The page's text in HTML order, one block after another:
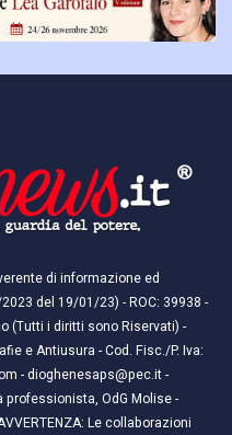
di informazione ed
del 19/01/23) - ROC: 39938 -
(Tutti i diritti sono Riservati) -
e Antiusura - Cod. Fisc./P. Iva:
- dioghenesaps@pec.it -
professionista, OdG Molise -
Le collaborazioni